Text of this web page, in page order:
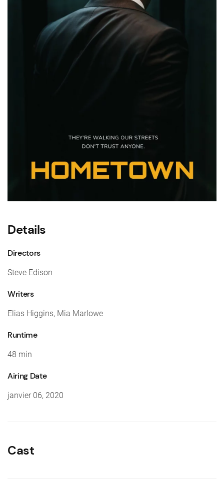
Details
Directors
Steve Edison
Writers
Elias Higgins, Mia Marlowe
Runtime
48 min
Airing Date
janvier 06, 2020
Cast